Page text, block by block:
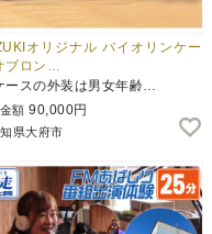
オリジナル バイオリンケー
ブロン…
スの外装は男女年齢…
額 90,000円
県大府市